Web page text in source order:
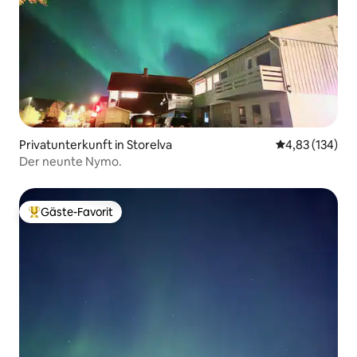
Privatunterkunft in Storelva
4,83 (134)
Der neunte Nymo.
Beliebter Gäste-Favorit.
Gäste-Favorit